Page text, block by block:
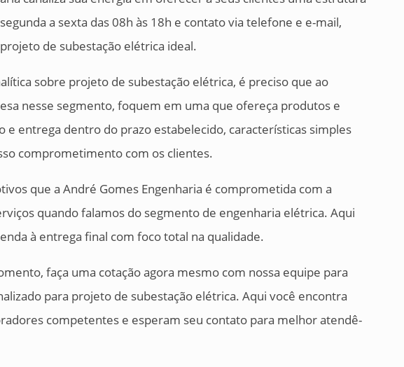
a sexta das 08h às 18h e contato via telefone e e-mail,
de subestação elétrica ideal.
sobre projeto de subestação elétrica, é preciso que ao
nesse segmento, foquem em uma que ofereça produtos e
e entrega dentro do prazo estabelecido, características simples
comprometimento com os clientes.
que a André Gomes Engenharia é comprometida com a
quando falamos do segmento de engenharia elétrica. Aqui
à entrega final com foco total na qualidade.
faça uma cotação agora mesmo com nossa equipe para
para projeto de subestação elétrica. Aqui você encontra
competentes e esperam seu contato para melhor atendê-